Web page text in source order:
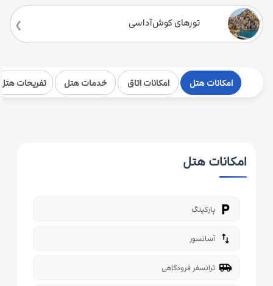
تورهای کوش‌آداسی
امکانات هتل امکانات اتاق خدمات هتل تفریحات
امکانات هتل
local_parking پارکینگ
import_export آسانسور
airport_shuttle ترانسفر فرودگاهی